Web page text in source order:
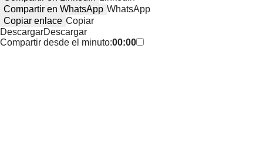
Compartir en WhatsApp WhatsApp
Copiar enlace Copiar
DescargarDescargar
Compartir desde el minuto:00:00